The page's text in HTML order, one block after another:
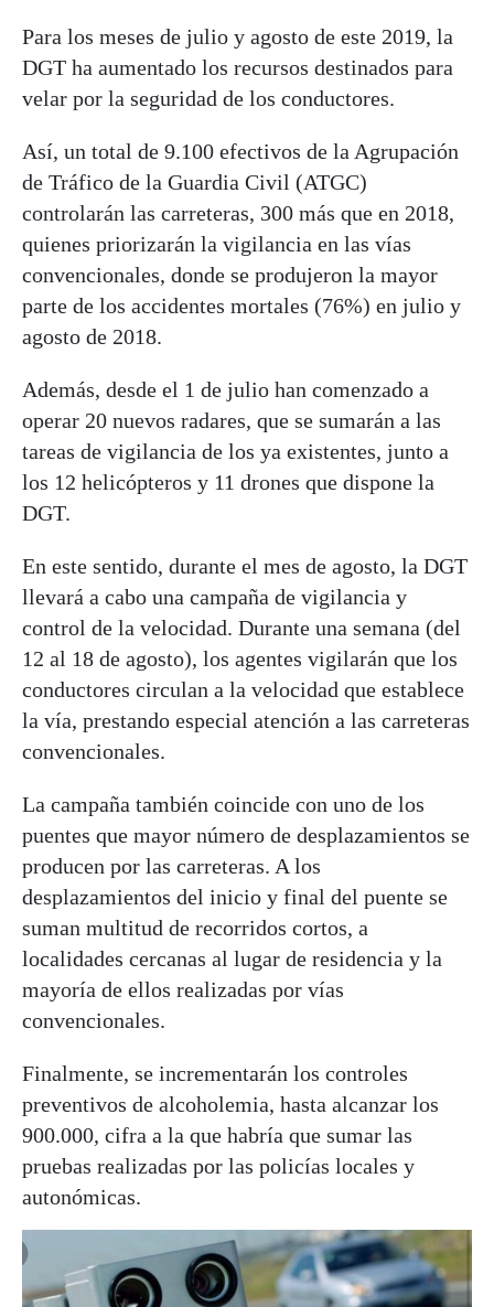
Para los meses de julio y agosto de este 2019, la
DGT ha aumentado los recursos destinados para
velar por la seguridad de los conductores.
Así, un total de 9.100 efectivos de la Agrupación
de Tráfico de la Guardia Civil (ATGC)
controlarán las carreteras, 300 más que en 2018,
quienes priorizarán la vigilancia en las vías
convencionales, donde se produjeron la mayor
parte de los accidentes mortales (76%) en julio y
agosto de 2018.
Además, desde el 1 de julio han comenzado a
operar 20 nuevos radares, que se sumarán a las
tareas de vigilancia de los ya existentes, junto a
los 12 helicópteros y 11 drones que dispone la
DGT.
En este sentido, durante el mes de agosto, la DGT
llevará a cabo una campaña de vigilancia y
control de la velocidad. Durante una semana (del
12 al 18 de agosto), los agentes vigilarán que los
conductores circulan a la velocidad que establece
la vía, prestando especial atención a las carreteras
convencionales.
La campaña también coincide con uno de los
puentes que mayor número de desplazamientos se
producen por las carreteras. A los
desplazamientos del inicio y final del puente se
suman multitud de recorridos cortos, a
localidades cercanas al lugar de residencia y la
mayoría de ellos realizadas por vías
convencionales.
Finalmente, se incrementarán los controles
preventivos de alcoholemia, hasta alcanzar los
900.000, cifra a la que habría que sumar las
pruebas realizadas por las policías locales y
autonómicas.